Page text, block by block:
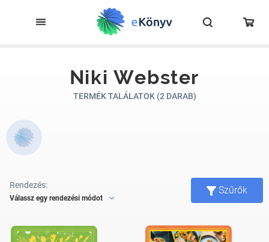
Niki Webster
TERMÉK TALÁLATOK (2 DARAB)
Rendezés:
Válassz egy rendezési módot
Szűrők